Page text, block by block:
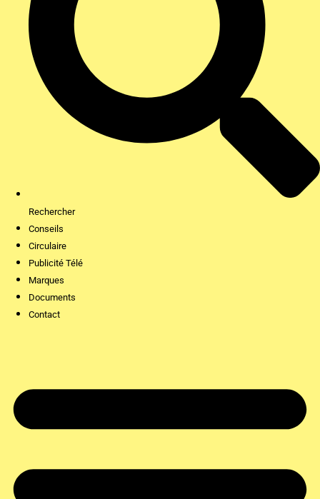
Rechercher
Conseils
Circulaire
Publicité Télé
Marques
Documents
Contact